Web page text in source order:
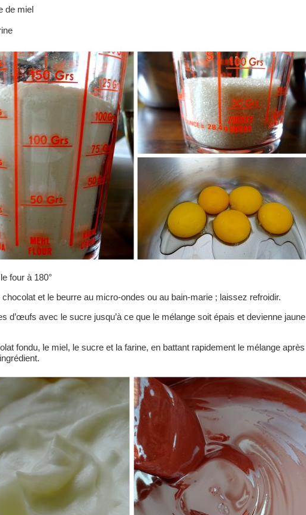
de miel
four à 180°
chocolat et le beurre au micro-ondes ou au bain-marie ; laissez refroidir.
d’œufs avec le sucre jusqu’à ce que le mélange soit épais et devienne jaune
fondu, le miel, le sucre et la farine, en battant rapidement le mélange après